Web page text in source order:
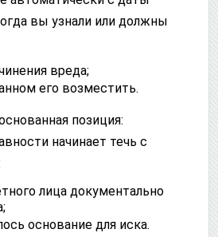
вы узнали или должны
вреда;
его возместить.
позиция:
начинает течь с
лица документально
основание для иска.